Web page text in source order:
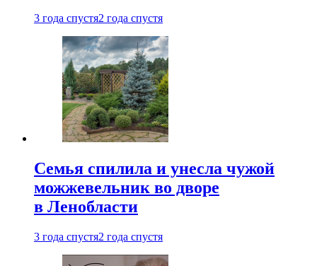
3 года спустя2 года спустя
Семья спилила и унесла чужой
можжевельник во дворе
в Ленобласти
3 года спустя2 года спустя